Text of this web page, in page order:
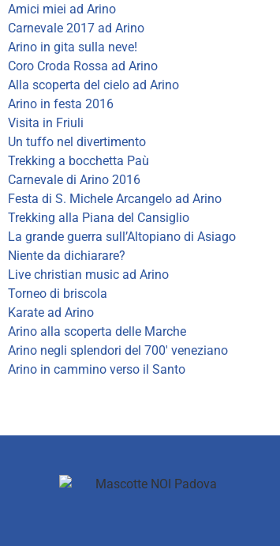
Amici miei ad Arino
Carnevale 2017 ad Arino
Arino in gita sulla neve!
Coro Croda Rossa ad Arino
Alla scoperta del cielo ad Arino
Arino in festa 2016
Visita in Friuli
Un tuffo nel divertimento
Trekking a bocchetta Paù
Carnevale di Arino 2016
Festa di S. Michele Arcangelo ad Arino
Trekking alla Piana del Cansiglio
La grande guerra sull’Altopiano di Asiago
Niente da dichiarare?
Live christian music ad Arino
Torneo di briscola
Karate ad Arino
Arino alla scoperta delle Marche
Arino negli splendori del 700′ veneziano
Arino in cammino verso il Santo